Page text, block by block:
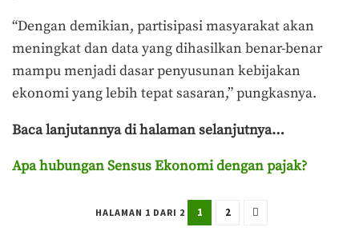
“Dengan demikian, partisipasi masyarakat akan
meningkat dan data yang dihasilkan benar-benar
mampu menjadi dasar penyusunan kebijakan
ekonomi yang lebih tepat sasaran,” pungkasnya.
Baca lanjutannya di halaman selanjutnya…
Apa hubungan Sensus Ekonomi dengan pajak?
HALAMAN 1 DARI 2 1 2